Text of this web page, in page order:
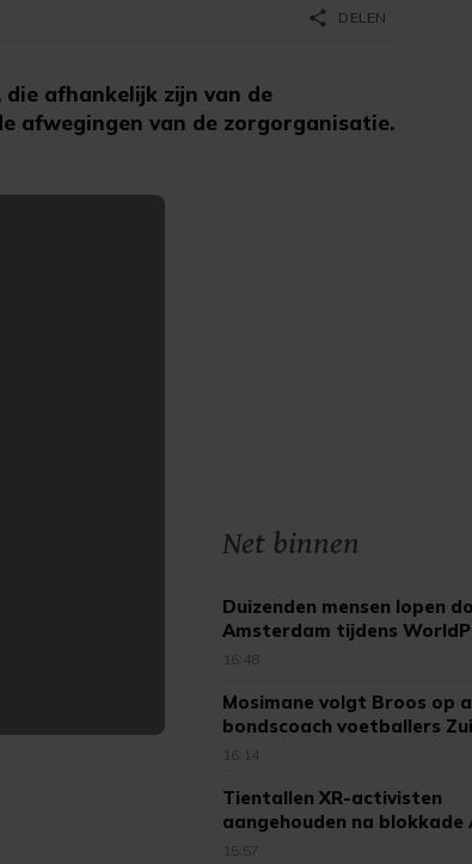
die afhankelijk zijn van de
afwegingen van de zorgorganisatie.
share DELEN
Net binnen
Duizenden mensen lopen
Amsterdam tijdens
March
16:48
Mosimane volgt Broos op
bondscoach voetballers
16:14
Tientallen XR-activisten
aangehouden na blokkade
Den Haag
15:57